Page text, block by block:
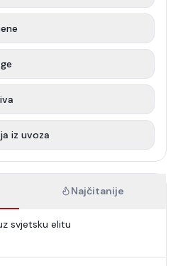
iz uvoza
Najčitanije
svjetsku elitu